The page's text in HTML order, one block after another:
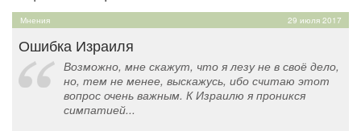
Мнения 29 июля 2017
Ошибка Израиля
Возможно, мне скажут, что я лезу не в своё дело,
но, тем не менее, выскажусь, ибо считаю этот
вопрос очень важным. К Израилю я проникся
симпатией...